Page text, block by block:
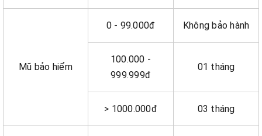
Mũ bảo hiểm
0 - 99.000đ Không bảo hành
100.000 -
999.999đ
01 tháng
> 1000.000đ 03 tháng